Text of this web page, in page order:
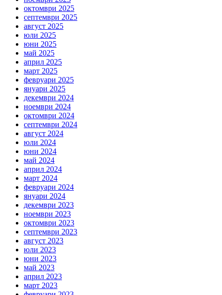
октомври 2025
септември 2025
август 2025
юли 2025
юни 2025
май 2025
април 2025
март 2025
февруари 2025
януари 2025
декември 2024
ноември 2024
октомври 2024
септември 2024
август 2024
юли 2024
юни 2024
май 2024
април 2024
март 2024
февруари 2024
януари 2024
декември 2023
ноември 2023
октомври 2023
септември 2023
август 2023
юли 2023
юни 2023
май 2023
април 2023
март 2023